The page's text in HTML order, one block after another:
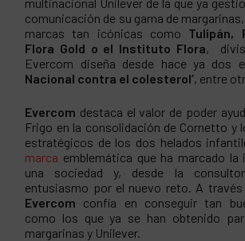
comunicación de su gama de
marcas tan icónicas como Tulipán,
Flora Gold o el Instituto Flora,
Evercom diseña desde hace ya dos
Nacional contra el colesterol’, entre
Evercom destaca el valor de poder
Frigo en la consolidación de Cornetto y
estratégicos de los dos helados
marca emblemática que ha marcado
una sociedad y, desde la
entusiasmo por el nuevo reto. A
Evercom confía en conseguir tan
como los que ya se han obtenido
margarinas y Unilever.